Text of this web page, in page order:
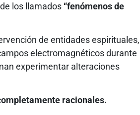
los llamados “fenómenos de
de entidades espirituales,
electromagnéticos durante
experimentar alteraciones
racionales.